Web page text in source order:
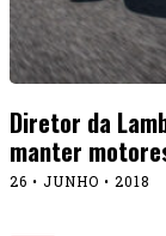
Diretor da
manter
26 • JUNHO • 2018